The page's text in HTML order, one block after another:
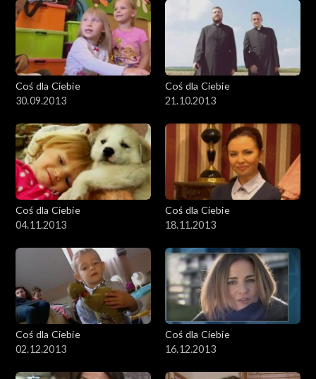
Coś dla Ciebie
30.09.2013
Coś dla Ciebie
21.10.2013
Coś dla Ciebie
04.11.2013
Coś dla Ciebie
18.11.2013
Coś dla Ciebie
02.12.2013
Coś dla Ciebie
16.12.2013